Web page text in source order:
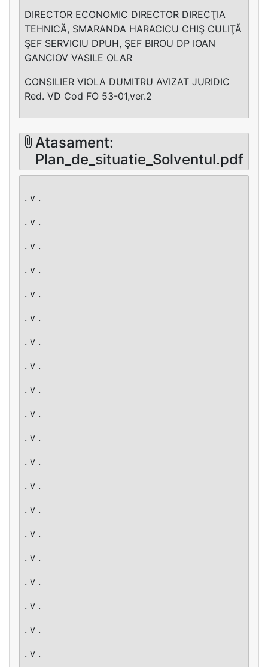
DIRECTOR ECONOMIC DIRECTOR DIRECŢIA
TEHNICĂ, SMARANDA HARACICU CHIŞ CULIŢĂ
ŞEF SERVICIU DPUH, ŞEF BIROU DP IOAN
GANCIOV VASILE OLAR
CONSILIER VIOLA DUMITRU AVIZAT JURIDIC
Red. VD Cod FO 53-01,ver.2
Atasament:
Plan_de_situatie_Solventul.pdf
. v .
. v .
. v .
. v .
. v .
. v .
. v .
. v .
. v .
. v .
. v .
. v .
. v .
. v .
. v .
. v .
. v .
. v .
. v .
. v .